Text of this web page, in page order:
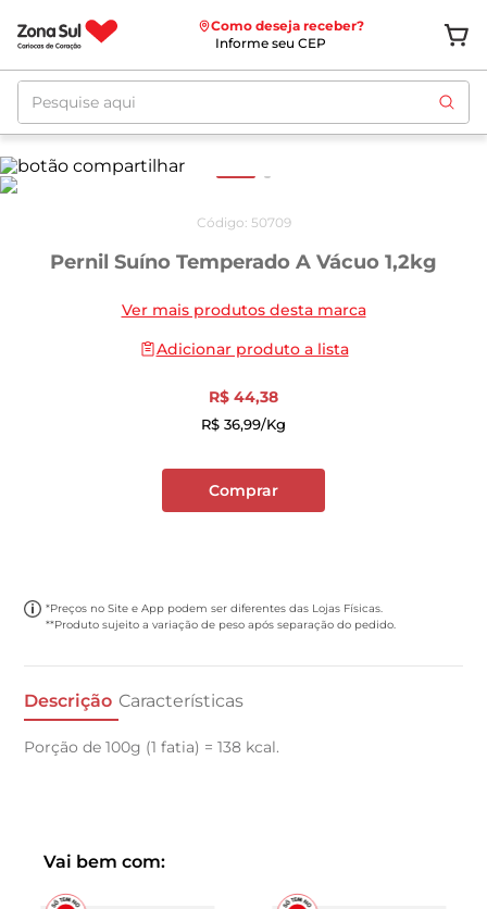
Como deseja receber?
Informe seu CEP
Pesquise aqui
Código: 50709
Pernil Suíno Temperado A Vácuo 1,2kg
Ver mais produtos desta marca
Adicionar produto a lista
R$ 44,38
R$ 36,99/kg
Comprar
*Preços no Site e App podem ser diferentes das Lojas Físicas.
**Produto sujeito a variação de peso após separação do pedido.
Descrição Características
Porção de 100g (1 fatia) = 138 kcal.
Vai bem com: